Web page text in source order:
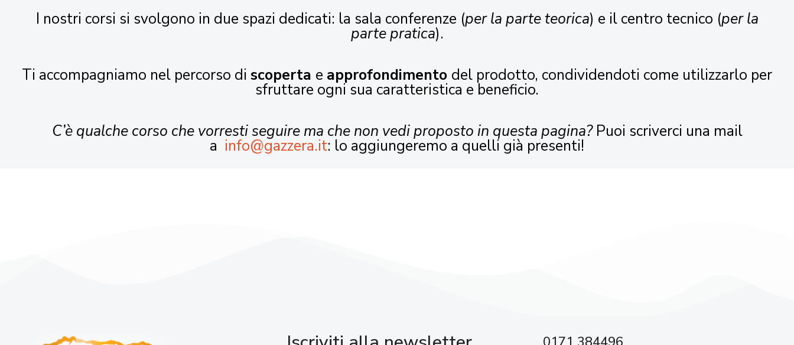
I nostri corsi si svolgono in due spazi dedicati: la sala conferenze (per la parte teorica) e il centro tecnico (per la
parte pratica).
Ti accompagniamo nel percorso di scoperta e approfondimento del prodotto, condividendoti come utilizzarlo per
sfruttare ogni sua caratteristica e beneficio.
C’è qualche corso che vorresti seguire ma che non vedi proposto in questa pagina?Puoi scriverci una mail
a info@gazzera.it: lo aggiungeremo a quelli già presenti!